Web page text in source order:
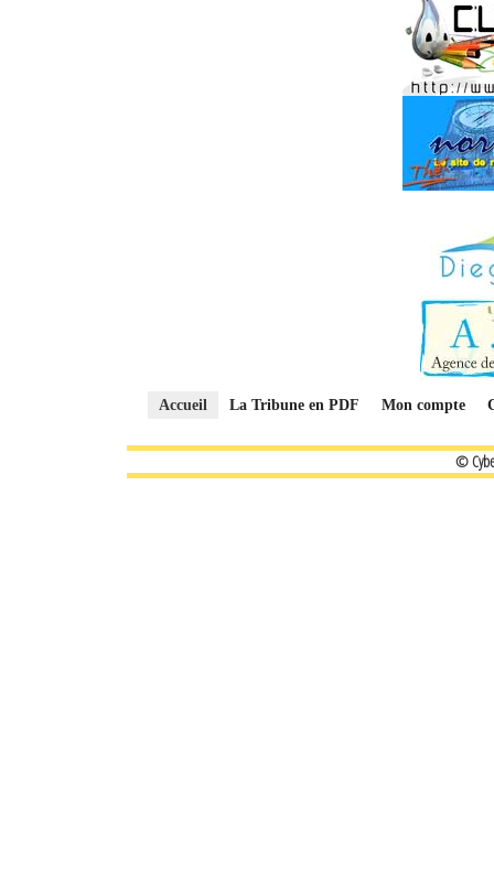
Accueil La Tribune en PDF Mon compte
©